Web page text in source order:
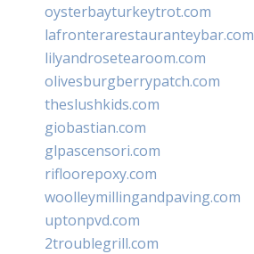
oysterbayturkeytrot.com
lafronterarestauranteybar.com
lilyandrosetearoom.com
olivesburgberrypatch.com
theslushkids.com
giobastian.com
glpascensori.com
rifloorepoxy.com
woolleymillingandpaving.com
uptonpvd.com
2troublegrill.com